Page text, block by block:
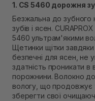
В наявності
Самовивіз м.
Екватор)
В наявності
1. CS 5460 дорожня
Безжальна до зубного
зубів і ясен.
5460 ультрам'якими
Щетинки щітки
безпечні для ясен, не
здатність проникати в
порожнини. Волокно
вологу, що продовжує
зберегти свої